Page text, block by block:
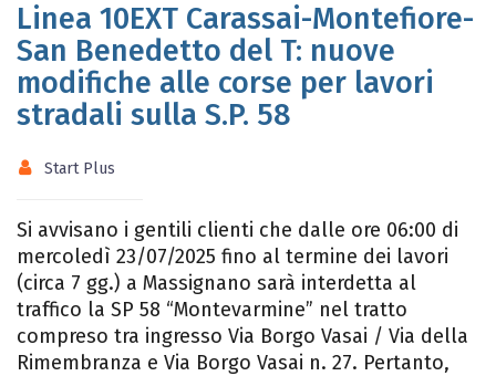
Linea 10EXT Carassai-Montefiore-
San Benedetto del T: nuove
modifiche alle corse per lavori
stradali sulla S.P. 58
Start Plus
Si avvisano i gentili clienti che dalle ore 06:00 di
mercoledì 23/07/2025 fino al termine dei lavori
(circa 7 gg.) a Massignano sarà interdetta al
traffico la SP 58 “Montevarmine” nel tratto
compreso tra ingresso Via Borgo Vasai / Via della
Rimembranza e Via Borgo Vasai n. 27. Pertanto,